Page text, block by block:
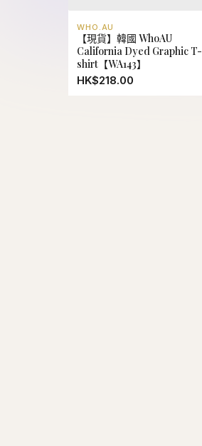
WHO.AU
【現貨】韓國 WhoAU
California Dyed Graphic T-
shirt【WA143】
HK$218.00